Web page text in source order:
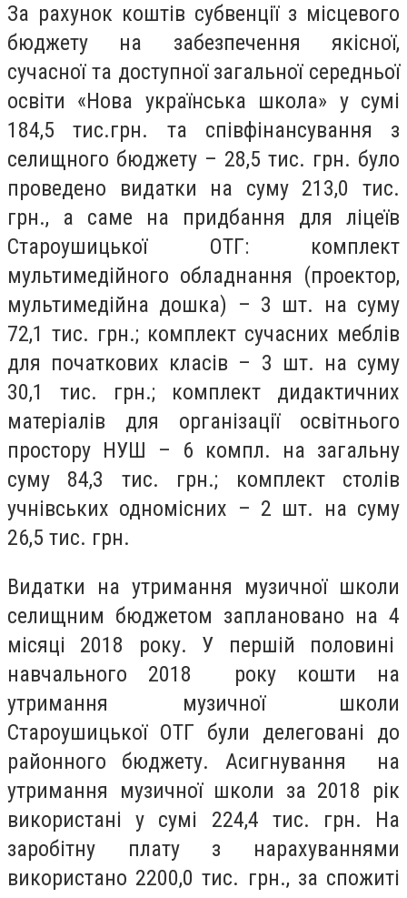
За рахунок коштів субвенції з місцевого
бюджету на забезпечення якісної,
сучасної та доступної загальної середньої
освіти «Нова українська школа» у сумі
184,5 тис.грн. та співфінансування з
селищного бюджету – 28,5 тис. грн. було
проведено видатки на суму 213,0 тис.
грн., а саме на придбання для ліцеїв
Староушицької ОТГ: комплект
мультимедійного обладнання (проектор,
мультимедійна дошка) – 3 шт. на суму
72,1 тис. грн.; комплект сучасних меблів
для початкових класів – 3 шт. на суму
30,1 тис. грн.; комплект дидактичних
матеріалів для організації освітнього
простору НУШ – 6 компл. на загальну
суму 84,3 тис. грн.; комплект столів
учнівських одномісних – 2 шт. на суму
26,5 тис. грн.
Видатки на утримання музичної школи
селищним бюджетом заплановано на 4
місяці 2018 року. У першій половині
навчального 2018 року кошти на
утримання музичної школи
Староушицької ОТГ були делеговані до
районного бюджету. Асигнування на
утримання музичної школи за 2018 рік
використані у сумі 224,4 тис. грн. На
заробітну плату з нарахуваннями
використано 2200,0 тис. грн., за спожиті